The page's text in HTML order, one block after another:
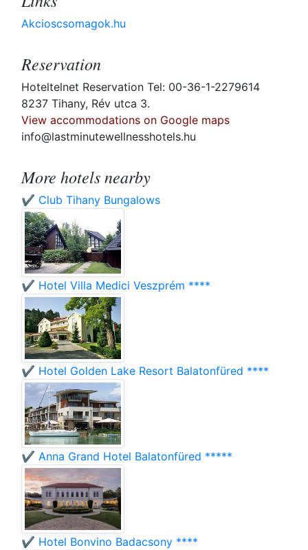
Akcioscsomagok.hu
Reservation
Hoteltelnet Reservation Tel: 00-36-1-2279614
8237 Tihany, Rév utca 3.
View accommodations on Google maps
info@lastminutewellnesshotels.hu
More hotels nearby
✔️ Club Tihany Bungalows
✔️ Hotel Villa Medici Veszprém ****
✔️ Hotel Golden Lake Resort Balatonfüred ****
✔️ Anna Grand Hotel Balatonfüred *****
✔️ Hotel Bonvino Badacsony ****